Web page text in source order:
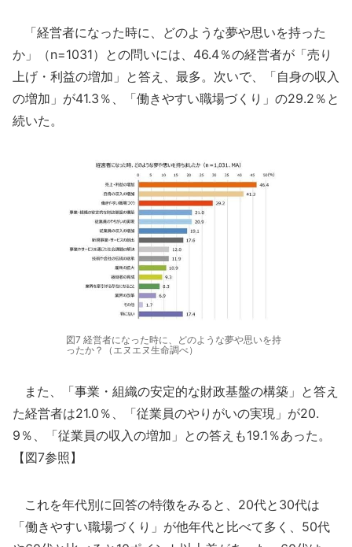
「経営者になった時に、どのような夢や思いを持った
か」（n=1031）との問いには、46.4％の経営者が「売り
上げ・利益の増加」と答え、最多。次いで、「自身の収入
の増加」が41.3％、「働きやすい職場づくり」の29.2％と
続いた。
図7 経営者になった時に、どのような夢や思いを持
ったか？（エヌエヌ生命調べ）
また、「事業・組織の安定的な財政基盤の構築」と答え
た経営者は21.0％、「従業員のやりがいの実現」が20.
9％、「従業員の収入の増加」との答えも19.1％あった。
【図7参照】
これを年代別に回答の特徴をみると、20代と30代は
「働きやすい職場づくり」が他年代と比べて多く、50代